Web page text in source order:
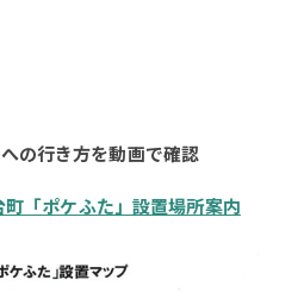
の行き方を動画で確認
町「ポケふた」設置場所案内